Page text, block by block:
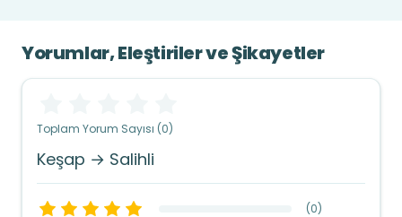
Yorumlar, Eleştiriler ve Şikayetler
Toplam Yorum Sayısı (0)
Keşap → Salihli
(0)